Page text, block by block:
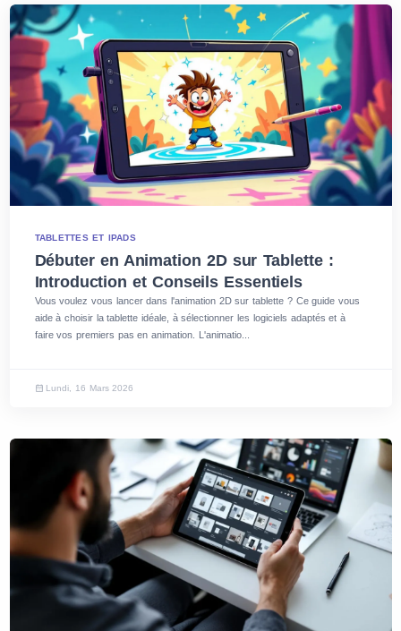
TABLETTES ET IPADS
Débuter en Animation 2D sur Tablette :
Introduction et Conseils Essentiels
Vous voulez vous lancer dans l'animation 2D sur tablette ? Ce guide vous
aide à choisir la tablette idéale, à sélectionner les logiciels adaptés et à
faire vos premiers pas en animation. L'animatio...
Lundi, 16 Mars 2026